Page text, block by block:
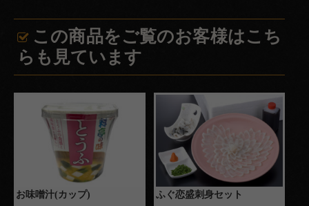
ご質問
お問い合
この商品をご覧のお客様はこち
らも見ています
お味噌汁(カップ) ふぐ恋盛刺身セット